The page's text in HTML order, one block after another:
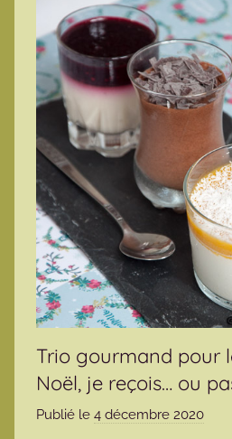
Trio gourmand pour
Noël, je reçois… ou
Publié le 4 décembre 2020